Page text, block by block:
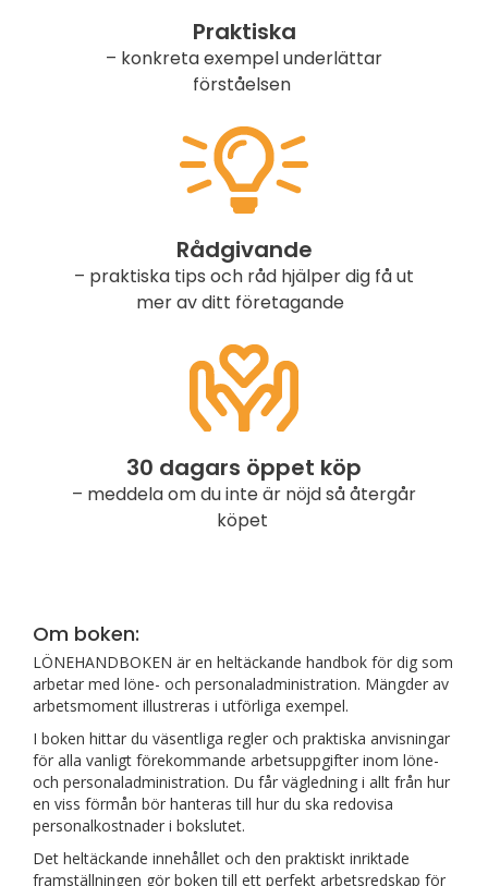
Praktiska
– konkreta exempel underlättar
förståelsen
Rådgivande
– praktiska tips och råd hjälper dig få ut
mer av ditt företagande
30 dagars öppet köp
– meddela om du inte är nöjd så återgår
köpet
Om boken:
LÖNEHANDBOKEN är en heltäckande handbok för dig som
arbetar med löne- och personaladministration. Mängder av
arbetsmoment illustreras i utförliga exempel.
I boken hittar du väsentliga regler och praktiska anvisningar
för alla vanligt förekommande arbetsuppgifter inom löne-
och personaladministration. Du får vägledning i allt från hur
en viss förmån bör hanteras till hur du ska redovisa
personalkostnader i bokslutet.
Det heltäckande innehållet och den praktiskt inriktade
framställningen gör boken till ett perfekt arbetsredskap för